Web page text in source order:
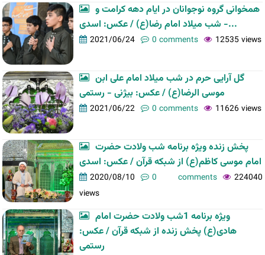
همخوانی گروه نوجوانان در ایام دهه کرامت و
شب میلاد امام رضا(ع) / عکس: اسدی -...
2021/06/24 0 comments 12535 views
گل آرایی حرم در شب میلاد امام علی ابن
موسی الرضا(ع) / عکس: بیژنی - رستمی
2021/06/22 0 comments 11626 views
پخش زنده ویژه برنامه شب ولادت حضرت
امام موسی کاظم(ع) از شبکه قرآن / عکس: اسدی
2020/08/10 0 comments
224040
views
ویژه برنامه 1شب ولادت حضرت امام
هادی(ع) پخش زنده از شبکه قرآن / عکس:
رستمی